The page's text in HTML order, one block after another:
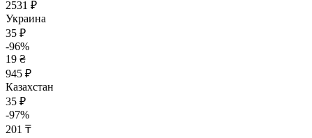
2531 ₽
Украина
35 ₽
-96%
19 ₴
945 ₽
Казахстан
35 ₽
-97%
201 ₸